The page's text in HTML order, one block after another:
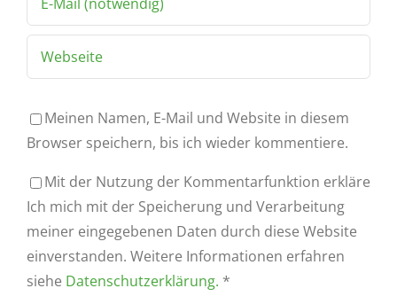
Meinen Namen, E-Mail und Website in diesem
Browser speichern, bis ich wieder kommentiere.
Mit der Nutzung der Kommentarfunktion erkläre
Ich mich mit der Speicherung und Verarbeitung
meiner eingegebenen Daten durch diese Website
einverstanden. Weitere Informationen erfahren
siehe Datenschutzerklärung. *